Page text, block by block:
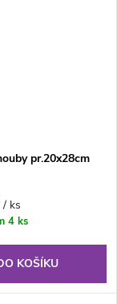
pr.20x28cm
/ ks
4 ks
KOŠÍKU